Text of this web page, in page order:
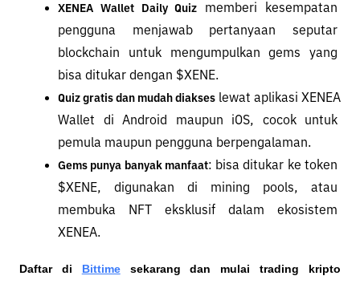
XENEA Wallet Daily Quiz
memberi kesempatan
pengguna menjawab pertanyaan seputar
blockchain untuk mengumpulkan gems yang
bisa ditukar dengan $XENE.
Quiz gratis dan mudah diakses lewat aplikasi XENEA
Wallet di Android maupun iOS, cocok untuk
pemula maupun pengguna berpengalaman.
Gems punya banyak manfaat: bisa ditukar ke token
$XENE, digunakan di mining pools, atau
membuka NFT eksklusif dalam ekosistem
XENEA.
Daftar di Bittime sekarang dan mulai trading kripto